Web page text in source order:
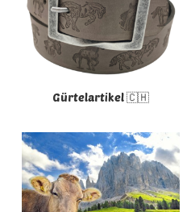
Gürtelartikel 🇨🇭